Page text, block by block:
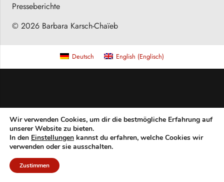
Presseberichte
© 2026 Barbara Karsch-Chaïeb
Wir verwenden Cookies, um dir die bestmögliche Erfahrung auf
unserer Website zu bieten.
In den Einstellungen kannst du erfahren, welche Cookies wir
verwenden oder sie ausschalten.
Zustimmen
Deutsch English (Englisch)